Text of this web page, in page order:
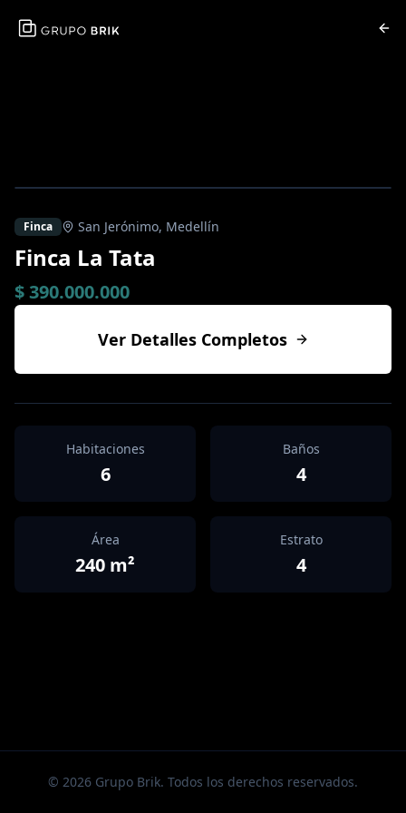
Finca San Jerónimo, Medellín
Finca La Tata
$ 390.000.000
Ver Detalles Completos
Habitaciones
6
Baños
4
Área
240 m²
Estrato
4
© 2026 Grupo Brik. Todos los derechos reservados.